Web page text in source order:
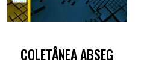
COLETÂNEA ABSEG